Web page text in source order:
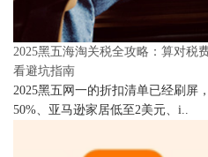
2025黑五海淘关税全攻略：算对税
看避坑指南
2025黑五网一的折扣清单已经刷屏
50%、亚马逊家居低至2美元、i..